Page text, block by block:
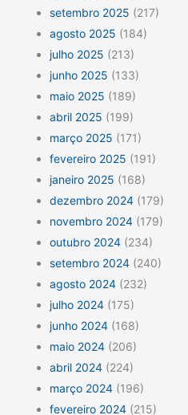
setembro 2025 (217)
agosto 2025 (184)
julho 2025 (213)
junho 2025 (133)
maio 2025 (189)
abril 2025 (199)
março 2025 (171)
fevereiro 2025 (191)
janeiro 2025 (168)
dezembro 2024 (179)
novembro 2024 (179)
outubro 2024 (234)
setembro 2024 (240)
agosto 2024 (232)
julho 2024 (175)
junho 2024 (168)
maio 2024 (206)
abril 2024 (224)
março 2024 (196)
fevereiro 2024 (215)